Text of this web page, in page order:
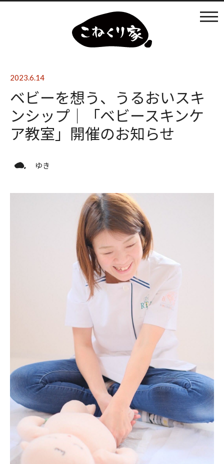
カフェ利用
ものづくり
まなびば
日々のブログ
0952-37-6905
2023.6.14
ベビーを想う、うるおいスキ
ンシップ│「ベビースキンケ
ア教室」開催のお知らせ
ゆき